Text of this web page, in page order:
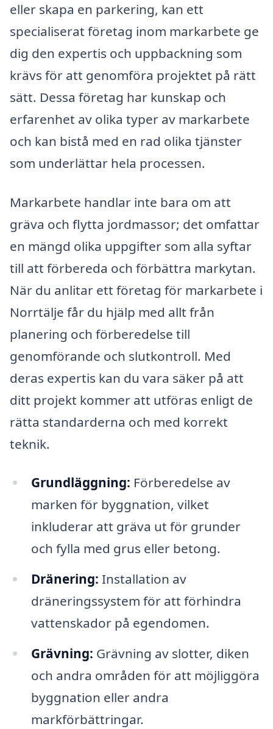
eller skapa en parkering, kan ett
specialiserat företag inom markarbete ge
dig den expertis och uppbackning som
krävs för att genomföra projektet på rätt
sätt. Dessa företag har kunskap och
erfarenhet av olika typer av markarbete
och kan bistå med en rad olika tjänster
som underlättar hela processen.
Markarbete handlar inte bara om att
gräva och flytta jordmassor; det omfattar
en mängd olika uppgifter som alla syftar
till att förbereda och förbättra markytan.
När du anlitar ett företag för markarbete i
Norrtälje får du hjälp med allt från
planering och förberedelse till
genomförande och slutkontroll. Med
deras expertis kan du vara säker på att
ditt projekt kommer att utföras enligt de
rätta standarderna och med korrekt
teknik.
Grundläggning: Förberedelse av
marken för byggnation, vilket
inkluderar att gräva ut för grunder
och fylla med grus eller betong.
Dränering: Installation av
dräneringssystem för att förhindra
vattenskador på egendomen.
Grävning: Grävning av slotter, diken
och andra områden för att möjliggöra
byggnation eller andra
markförbättringar.